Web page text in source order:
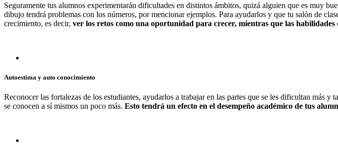
Seguramente tus alumnos experimentarán dificultades en distintos ámbitos, quizá alguien que es muy
dibujo tendrá problemas con los números, por mencionar ejemplos. Para ayudarlos y que tu salón de
crecimiento, es decir, ver los retos como una oportunidad para crecer, mientras que las
Autoestima y auto conocimiento
Reconocer las fortalezas de los estudiantes, ayudarlos a trabajar en las partes que se les dificultan más
se conocen a sí mismos un poco más. Esto tendrá un efecto en el desempeño académico de tus